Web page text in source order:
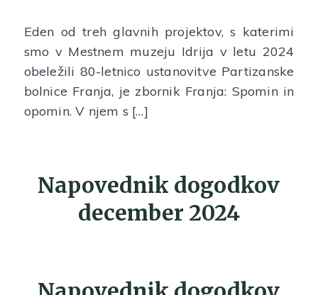
Eden od treh glavnih projektov, s katerimi
smo v Mestnem muzeju Idrija v letu 2024
obeležili 80-letnico ustanovitve Partizanske
bolnice Franja, je zbornik Franja: Spomin in
opomin. V njem s […]
Napovednik dogodkov
december 2024